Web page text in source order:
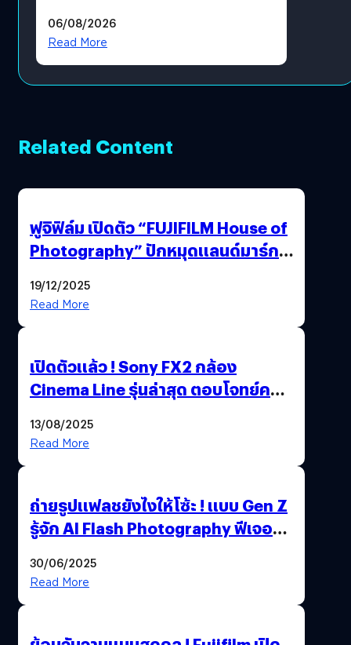
Revenue เร่งเครื่อง New
ปันผล 0.10 บาท/หุ้น
06/08/2026
Read More
Related Content
ฟูจิฟิล์ม เปิดตัว “FUJIFILM House of
Photography” ปักหมุดแลนด์มาร์ก
19/12/2025
Read More
เปิดตัวแล้ว ! Sony FX2 กล้อง
Cinema Line รุ่นล่าสุด ตอบโจทย์ครี
13/08/2025
Read More
ถ่ายรูปแฟลชยังไงให้โซ้ะ ! แบบ Gen Z
รู้จัก AI Flash Photography ฟีเจอร์
30/06/2025
Read More